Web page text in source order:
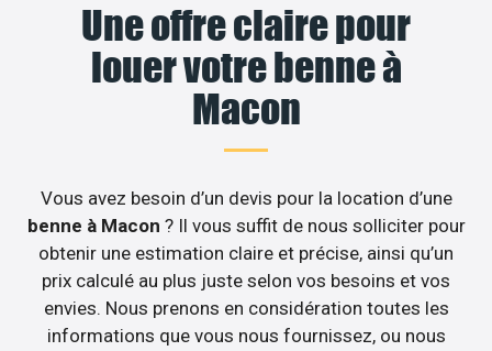
Une offre claire pour
louer votre benne à
Macon
Vous avez besoin d’un devis pour la location d’une
benne à Macon ? Il vous suffit de nous solliciter pour
obtenir une estimation claire et précise, ainsi qu’un
prix calculé au plus juste selon vos besoins et vos
envies. Nous prenons en considération toutes les
informations que vous nous fournissez, ou nous